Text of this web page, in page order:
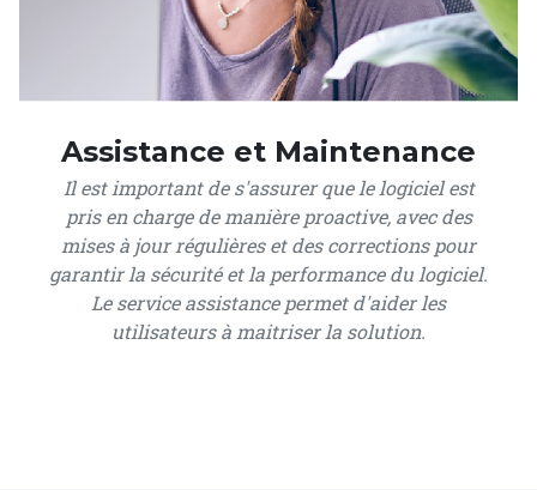
Assistance et Maintenance
Il est important de s'assurer que le logiciel est
pris en charge de manière proactive, avec des
mises à jour régulières et des corrections pour
garantir la sécurité et la performance du logiciel.
Le service assistance permet d'aider les
utilisateurs à maitriser la solution.